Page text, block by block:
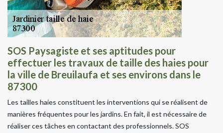
SOS Paysagiste et ses aptitudes pour
effectuer les travaux de taille des haies pour
la ville de Breuilaufa et ses environs dans le
87300
Les tailles haies constituent les interventions qui se réalisent de
manières fréquentes pour les jardins. En fait, il est nécessaire de
réaliser ces tâches en contactant des professionnels. SOS